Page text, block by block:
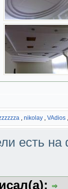
, nikolay , VAdios
есть